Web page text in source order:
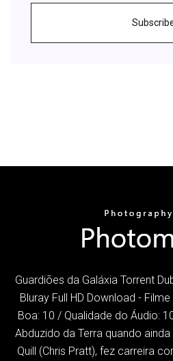
Guardiões da Galáxia Torrent
Bluray Full HD Download -
Boa: 10 / Qualidade do Áudio:
Abduzido da Terra quando
Quill (Chris Pratt), fez carreira